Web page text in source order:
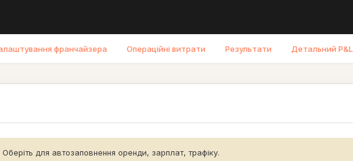
франчайзера Операційні витрати Результати Детальний P&L
Оберіть для автозаповнення оренди, зарплат, трафіку.